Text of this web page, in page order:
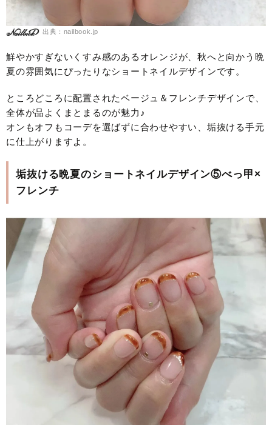
出典：nailbook.jp
鮮やかすぎないくすみ感のあるオレンジが、秋へと向かう晩
夏の雰囲気にぴったりなショートネイルデザインです。
ところどころに配置されたベージュ＆フレンチデザインで、
全体が品よくまとまるのが魅力♪
オンもオフもコーデを選ばずに合わせやすい、垢抜ける手元
に仕上がりますよ。
垢抜ける晩夏のショートネイルデザイン⑤べっ甲×
フレンチ